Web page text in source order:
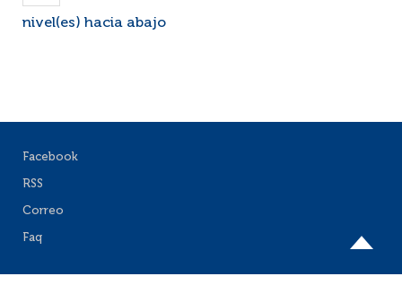
nivel(es) hacia abajo
Facebook
RSS
Correo
Faq